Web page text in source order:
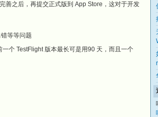
善之后，再提交正式版到 App Store，这对于开发
等等问题
个 TestFlight 版本最长可是用90 天，而且一个